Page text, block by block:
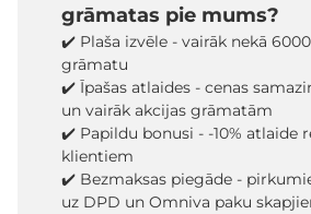
grāmatas pie mums?
✔️ Plaša izvēle - vairāk nekā
grāmatu
✔️ Īpašas atlaides - cenas
un vairāk akcijas grāmatām
✔️ Papildu bonusi - -10% atlaide
klientiem
✔️ Bezmaksas piegāde -
uz DPD un Omniva paku